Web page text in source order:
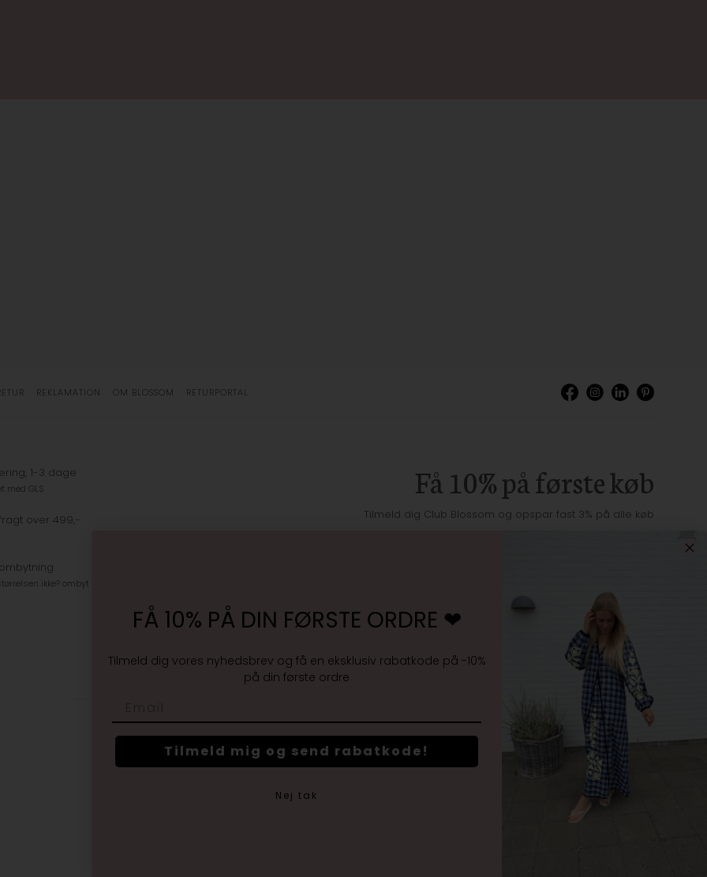
REKLAMATION OM BLOSSOM RETURPORTAL
1-3 dage
med GLS
over 499,-
ikke? ombyt gratis
Få 10% på første køb
Tilmeld dig Club Blossom og opspar fast 3% på alle køb
Jeg accepterervilkårene samt markedsføring
FÅ 10% PÅ DIN FØRSTE ORDRE ❤︎
Tilmeld dig vores nyhedsbrev og få en eksklusiv rabatkode på -10%
på din første ordre
Tilmeld mig og send rabatkode!
Nej tak